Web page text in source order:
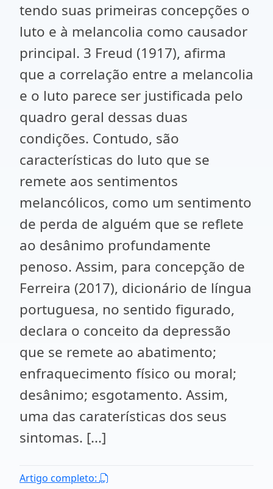
tendo suas primeiras concepções o
luto e à melancolia como causador
principal. 3 Freud (1917), afirma
que a correlação entre a melancolia
e o luto parece ser justificada pelo
quadro geral dessas duas
condições. Contudo, são
características do luto que se
remete aos sentimentos
melancólicos, como um sentimento
de perda de alguém que se reflete
ao desânimo profundamente
penoso. Assim, para concepção de
Ferreira (2017), dicionário de língua
portuguesa, no sentido figurado,
declara o conceito da depressão
que se remete ao abatimento;
enfraquecimento físico ou moral;
desânimo; esgotamento. Assim,
uma das caraterísticas dos seus
sintomas. [...]
Artigo completo: